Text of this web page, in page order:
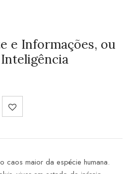
e Informações, ou
caos maior da espécie humana.